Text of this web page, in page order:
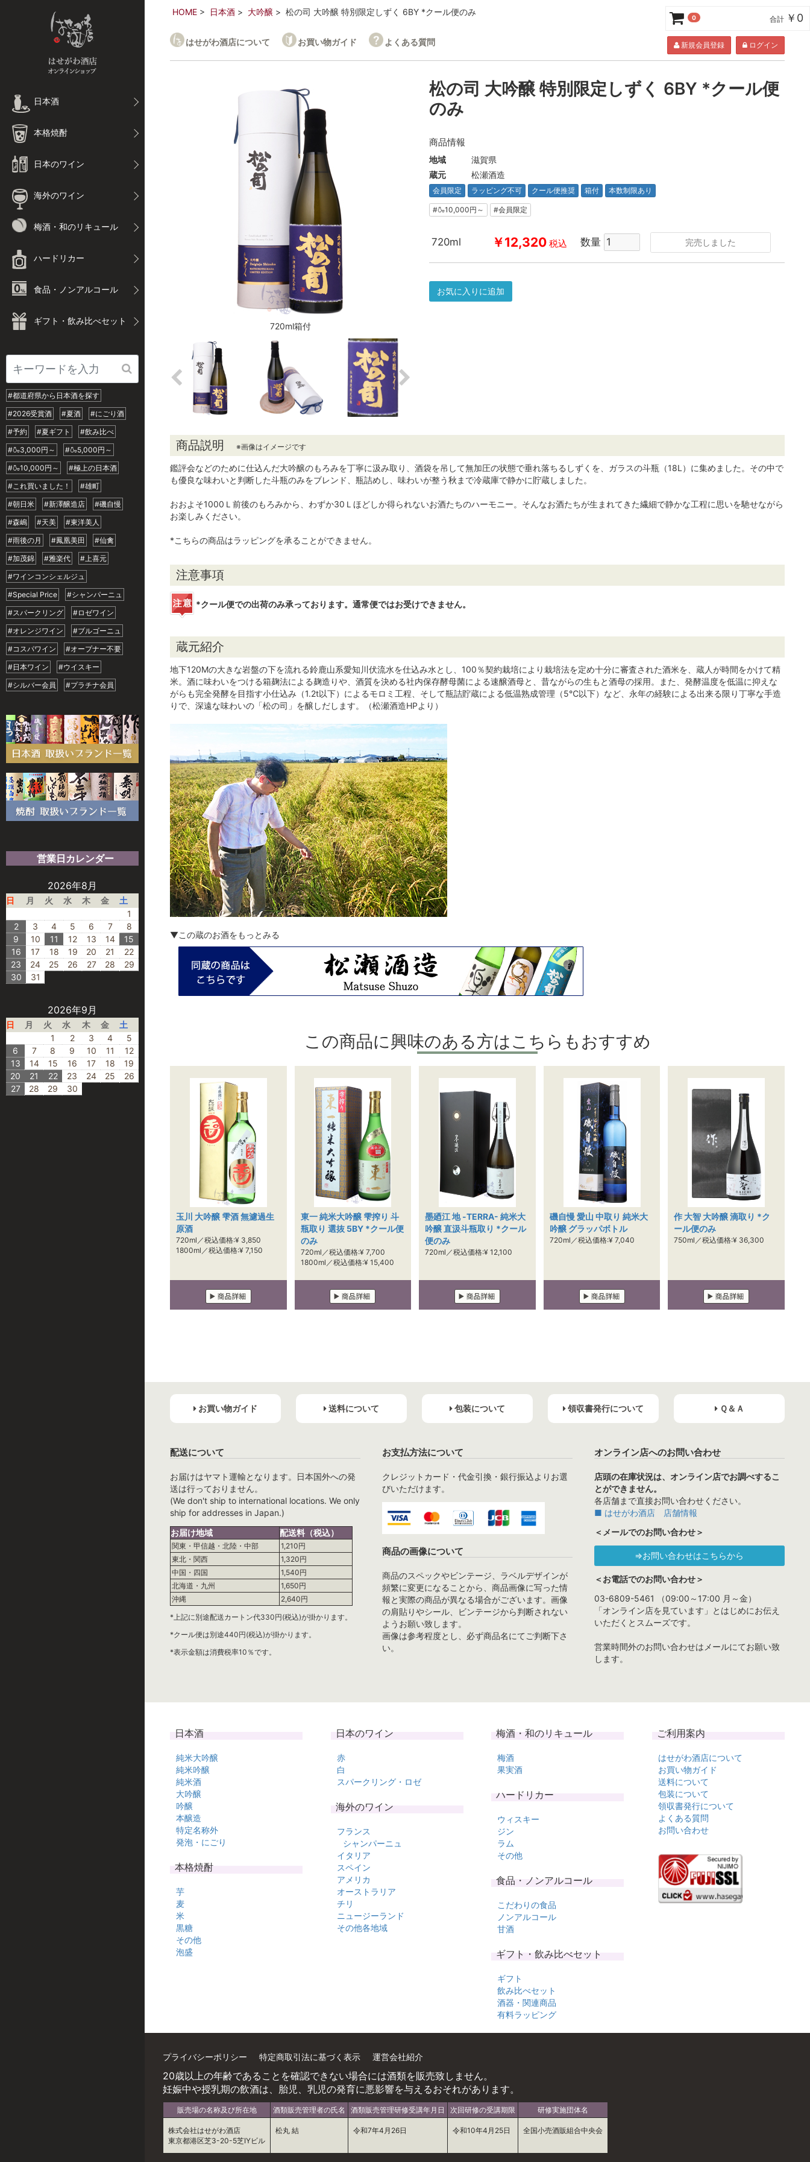
日本酒
本格焼酎
日本のワイン
海外のワイン
梅酒・和のリキュール
ハードリカー
食品・ノンアルコール
ギフト・飲み比べセット
#都道府県から日本酒を探す
#2026受賞酒
#夏酒
#にごり酒
#予約
#夏ギフト
#飲み比べ
#🍶3,000円～
#🍶5,000円～
#🍶10,000円～
#極上の日本酒
#これ買いました！
#雄町
#朝日米
#新澤醸造店
#磯自慢
#森嶋
#天美
#東洋美人
#雨後の月
#鳳凰美田
#仙禽
#加茂錦
#雅楽代
#上喜元
#ワインコンシェルジュ
#Special Price
#シャンパーニュ
#スパークリング
#ロゼワイン
#オレンジワイン
#ブルゴーニュ
#コスパワイン
#オープナー不要
#日本ワイン
#ウイスキー
#シルバー会員
#プラチナ会員
営業日カレンダー
2026年8月
日 月 火 水 木 金
土
1
2
3 4 5 6 7
8
9
10 11 12 13 14
15
16
17 18 19 20 21
22
23
24 25 26 27 28
29
30
31
2026年9月
日 月 火 水 木 金
土
1
2 3 4
5
6
7 8 9 10 11
12
13
14 15 16 17 18
19
20
21 22 23 24 25
26
27
28 29 30
HOME 日本酒 大吟醸 松の司 大吟醸 特別限定しずく 6BY *クール便のみ
はせがわ酒店について お買い物ガイド よくある質問 新規会員登録 ログイン
720ml箱付
松の司 大吟醸 特別限定しずく 6BY *クール便
のみ
商品情報
地域
滋賀県
蔵元
松瀬酒造
会員限定 ラッピング不可 クール便推奨 箱付 本数制限あり
#🍶10,000円～ #会員限定
720ml ￥12,320 税込 数量 完売しました
お気に入りに追加
商品説明 ※画像はイメージです
鑑評会などのために仕込んだ大吟醸のもろみを丁寧に汲み取り、酒袋を吊して無加圧の状態で垂れ落ちるしずくを、ガラスの斗瓶（18L）に集めました。その中で
も優良な味わいと判断した斗瓶のみをブレンド、瓶詰めし、味わいが整う秋まで冷蔵庫で静かに貯蔵しました。
おおよそ1000Ｌ前後のもろみから、わずか30Ｌほどしか得られないお酒たちのハーモニー。そんなお酒たちが生まれてきた繊細で静かな工程に思いを馳せながら
お楽しみください。
*こちらの商品はラッピングを承ることができません。
注意事項
*クール便での出荷のみ承っております。通常便ではお受けできません。
蔵元紹介
地下120Mの大きな岩盤の下を流れる鈴鹿山系愛知川伏流水を仕込み水とし、100％契約栽培により栽培法を定め十分に審査された酒米を、蔵人が時間をかけて精
米。酒に味わいをつける箱麹法による麹造りや、酒質を決める社内保存酵母菌による速醸酒母と、昔ながらの生もと酒母の採用。また、発酵温度を低温に抑えな
がらも完全発酵を目指す小仕込み（1.2t以下）によるモロミ工程、そして瓶詰貯蔵による低温熟成管理（5℃以下）など、永年の経験による出来る限り丁寧な手造
りで、深遠な味わいの「松の司」を醸しだします。（松瀬酒造HPより）
▼この蔵のお酒をもっとみる
この商品に興味のある方はこちらもおすすめ
玉川 大吟醸 雫酒 無濾過生
原酒
720ml／税込価格:¥ 3,850
1800ml／税込価格:¥ 7,150
東一 純米大吟醸 雫搾り 斗
瓶取り 選抜 5BY *クール便
のみ
720ml／税込価格:¥ 7,700
1800ml／税込価格:¥ 15,400
墨廼江 地 -TERRA- 純米大
吟醸 直汲斗瓶取り *クール
便のみ
720ml／税込価格:¥ 12,100
磯自慢 愛山 中取り 純米大
吟醸 グラッパボトル
720ml／税込価格:¥ 7,040
作 大智 大吟醸 滴取り *ク
ール便のみ
750ml／税込価格:¥ 36,300
0 合計 ￥0
お買い物ガイド 送料について 包装について 領収書発行について Ｑ＆Ａ
配送について
お届けはヤマト運輸となります。日本国外への発
送は行っておりません。
(We don't ship to international locations. We only
ship for addresses in Japan.)
お届け地域
配送料（税込）
関東・甲信越・北陸・中部
1,210円
東北・関西
1,320円
中国・四国
1,540円
北海道・九州
1,650円
沖縄
2,640円
*上記に別途配送カートン代330円(税込)が掛かります。
*クール便は別途440円(税込)が掛かります。
*表示金額は消費税率10％です。
お支払方法について
クレジットカード・代金引換・銀行振込よりお選
びいただけます。
商品の画像について
商品のスペックやビンテージ、ラベルデザインが
頻繁に変更になることから、商品画像に写った情
報と実際の商品が異なる場合がございます。画像
の肩貼りやシール、ビンテージから判断されない
ようお願い致します。
画像は参考程度とし、必ず商品名にてご判断下さ
い。
オンライン店へのお問い合わせ
店頭の在庫状況は、オンライン店でお調べするこ
とができません。
各店舗まで直接お問い合わせください。
■ はせがわ酒店 店舗情報
＜メールでのお問い合わせ＞
⇒お問い合わせはこちらから
＜お電話でのお問い合わせ＞
03-6809-5461 （09:00～17:00 月～金）
「オンライン店を見ています」とはじめにお伝え
いただくとスムーズです。
営業時間外のお問い合わせはメールにてお願い致
します。
日本酒
純米大吟醸
純米吟醸
純米酒
大吟醸
吟醸
本醸造
特定名称外
発泡・にごり
本格焼酎
芋
麦
米
黒糖
その他
泡盛
日本のワイン
赤
白
スパークリング・ロゼ
海外のワイン
フランス
シャンパーニュ
イタリア
スペイン
アメリカ
オーストラリア
チリ
ニュージーランド
その他各地域
梅酒・和のリキュール
梅酒
果実酒
ハードリカー
ウィスキー
ジン
ラム
その他
食品・ノンアルコール
こだわりの食品
ノンアルコール
甘酒
ギフト・飲み比べセット
ギフト
飲み比べセット
酒器・関連商品
有料ラッピング
ご利用案内
はせがわ酒店について
お買い物ガイド
送料について
包装について
領収書発行について
よくある質問
お問い合わせ
プライバシーポリシー 特定商取引法に基づく表示 運営会社紹介
20歳以上の年齢であることを確認できない場合には酒類を販売致しません。
妊娠中や授乳期の飲酒は、胎児、乳児の発育に悪影響を与えるおそれがあります。
販売場の名称及び所在地
株式会社はせがわ酒店
東京都港区芝3-20-5芝IYビル
酒類販売管理者の氏名
松丸 結
酒類販売管理研修受講年月日
令和7年4月26日
次回研修の受講期限
令和10年4月25日
研修実施団体名
全国小売酒販組合中央会